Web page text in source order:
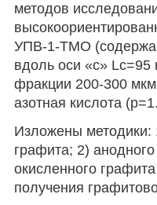
методов
УПВ-1-ТМО
вдоль оси «с»
фракции 200-300
азотная кислота
Изложены методики:
графита; 2)
окисленного
получения